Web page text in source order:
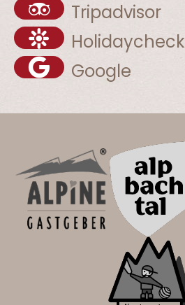
Tripadvisor
Holidaycheck
Google